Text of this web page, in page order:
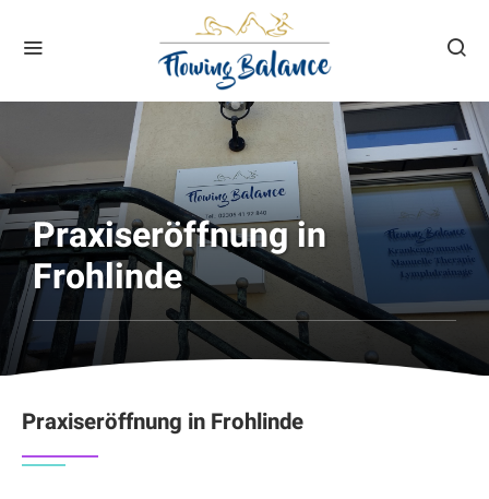
Praxiseröffnung in
Frohlinde
Praxiseröffnung in Frohlinde